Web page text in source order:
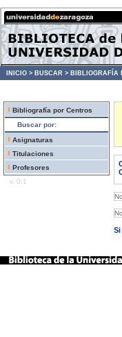
INICIO > BUSCAR > BIBLIOGRAFÍA
Bibliografía por Centros
Buscar por:
Asignaturas
Titulaciones
Profesores
v. 0.1